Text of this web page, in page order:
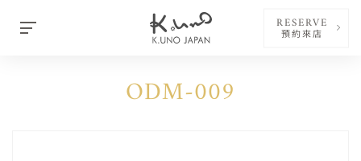
RESERVE
預約來店
ODM-009